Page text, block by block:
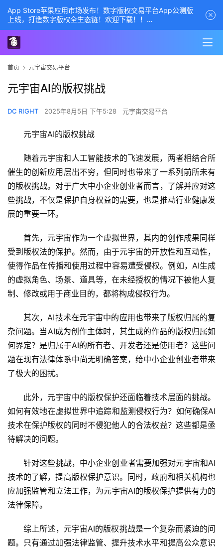
首页 元宇宙交易平台
元宇宙AI的版权挑战
DC RIGHT 2025年8月5日 下午5:28 元宇宙交易平台
元宇宙AI的版权挑战
随着元宇宙和人工智能技术的飞速发展，两者相结合所
催生的创新应用层出不穷，但同时也带来了一系列前所未有
的版权挑战。对于广大中小企业创业者而言，了解并应对这
些挑战，不仅是保护自身权益的需要，也是推动行业健康发
展的重要一环。
首先，元宇宙作为一个虚拟世界，其内的创作成果同样
受到版权法的保护。然而，由于元宇宙的开放性和互动性，
使得作品在传播和使用过程中容易遭受侵权。例如，AI生成
的虚拟角色、场景、道具等，在未经授权的情况下被他人复
制、修改或用于商业目的，都将构成侵权行为。
其次，AI技术在元宇宙中的应用也带来了版权归属的复
杂问题。当AI成为创作主体时，其生成的作品的版权归属如
何界定？是归属于AI的所有者、开发者还是使用者？这些问
题在现有法律体系中尚无明确答案，给中小企业创业者带来
了极大的困扰。
此外，元宇宙中的版权保护还面临着技术层面的挑战。
如何有效地在虚拟世界中追踪和监测侵权行为？如何确保AI
技术在保护版权的同时不侵犯他人的合法权益？这些都是亟
待解决的问题。
针对这些挑战，中小企业创业者需要加强对元宇宙和AI
技术的了解，提高版权保护意识。同时，政府和相关机构也
应加强监管和立法工作，为元宇宙AI的版权保护提供有力的
法律保障。
综上所述，元宇宙AI的版权挑战是一个复杂而紧迫的问
题。只有通过加强法律监管、提升技术水平和提高公众意识
App Store苹果应用市场发布！数字版权交易平台App公测版
上线，打造数字版权全生态链！欢迎下载！！
商务经理联系方式——数字版权交易平台